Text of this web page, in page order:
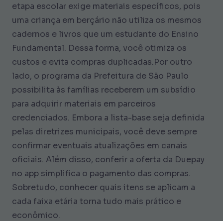
etapa escolar exige materiais específicos, pois
uma criança em berçário não utiliza os mesmos
cadernos e livros que um estudante do Ensino
Fundamental. Dessa forma, você otimiza os
custos e evita compras duplicadas.Por outro
lado, o programa da Prefeitura de São Paulo
possibilita às famílias receberem um subsídio
para adquirir materiais em parceiros
credenciados. Embora a lista-base seja definida
pelas diretrizes municipais, você deve sempre
confirmar eventuais atualizações em canais
oficiais. Além disso, conferir a oferta da Duepay
no app simplifica o pagamento das compras.
Sobretudo, conhecer quais itens se aplicam a
cada faixa etária torna tudo mais prático e
econômico.